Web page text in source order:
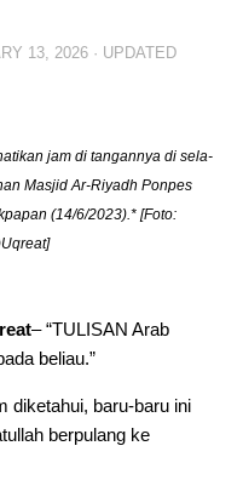
13, 2026 · UPDATED
jam di tangannya di sela-
Masjid Ar-Riyadh Ponpes
(14/6/2023).* [Foto:
– “TULISAN Arab
beliau.”
diketahui, baru-baru ini
berpulang ke